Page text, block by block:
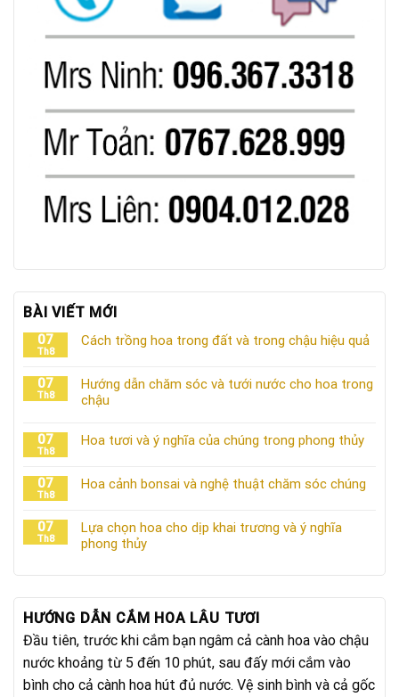
BÀI VIẾT MỚI
07
Th8
Cách trồng hoa trong đất và trong chậu hiệu quả
07
Th8
Hướng dẫn chăm sóc và tưới nước cho hoa trong
chậu
07
Th8
Hoa tươi và ý nghĩa của chúng trong phong thủy
07
Th8
Hoa cảnh bonsai và nghệ thuật chăm sóc chúng
07
Th8
Lựa chọn hoa cho dịp khai trương và ý nghĩa
phong thủy
HƯỚNG DẪN CẮM HOA LÂU TƯƠI
Đầu tiên, trước khi cắm bạn ngâm cả cành hoa vào chậu
nước khoảng từ 5 đến 10 phút, sau đấy mới cắm vào
bình cho cả cành hoa hút đủ nước. Vệ sinh bình và cả gốc